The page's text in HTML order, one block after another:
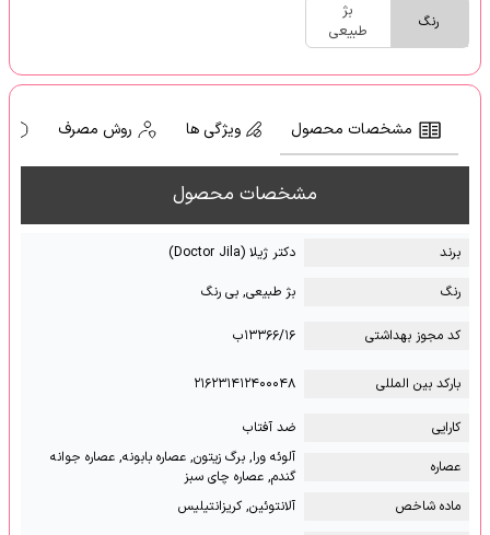
رنگ
بژ
طبیعی
مشخصات محصول ویژگی ها روش مصرف
مشخصات محصول
برند
دکتر ژیلا (Doctor Jila)
رنگ
بژ طبیعی, بی رنگ
کد مجوز بهداشتی ۱۳۳۶۶/۱۶ب
بارکد بین المللی ۲۱۶۲۳۱۴۱۲۴۰۰۰۴۸
کارایی
ضد آفتاب
عصاره
آلوئه ورا, برگ زیتون, عصاره بابونه, عصاره جوانه
گندم, عصاره چای سبز
ماده شاخص
آلانتوئین, کریزانتیلیس